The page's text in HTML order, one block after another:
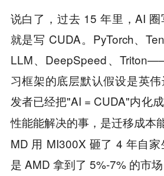
说白了，过去 15 年里，AI
就是写 CUDA。PyTorch、
LLM、DeepSpeed、
习框架的底层默认假设是英
发者已经把"AI = CUDA"内化
性能能解决的事，是迁移成本
MD 用 MI300X 砸了 4 年自
是 AMD 拿到了 5%-7% 的市